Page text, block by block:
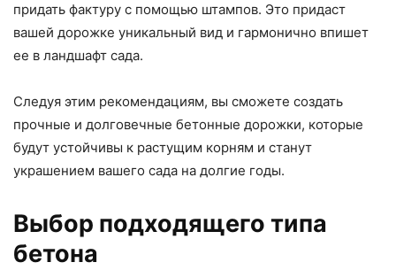
придать фактуру с помощью штампов. Это придаст
вашей дорожке уникальный вид и гармонично впишет
ее в ландшафт сада.
Следуя этим рекомендациям, вы сможете создать
прочные и долговечные бетонные дорожки, которые
будут устойчивы к растущим корням и станут
украшением вашего сада на долгие годы.
Выбор подходящего типа
бетона